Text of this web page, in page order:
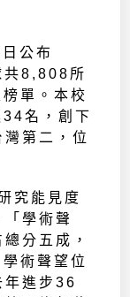
公布
共8,808所
單。本校
名，創下
第二，位
究能見度
學術聲
分五成，
術聲望位
年進步36